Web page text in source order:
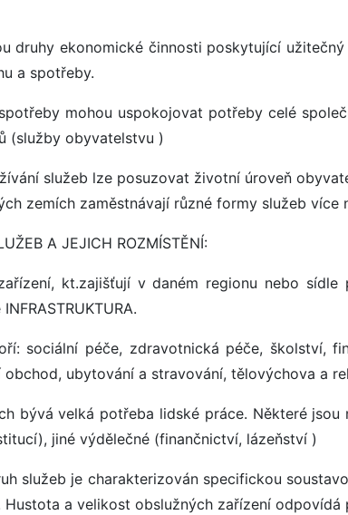
druhy ekonomické činnosti poskytující
a spotřeby.
mohou uspokojovat potřeby celé
(služby obyvatelstvu )
služeb lze posuzovat životní úroveň
zemích zaměstnávají různé formy služeb
A JEJICH ROZMÍSTĚNÍ:
kt.zajišťují v daném regionu nebo
sociální péče, zdravotnická péče, školství,
obchod, ubytování a stravování, tělovýchova a
bývá velká potřeba lidské práce. Některé
jiné výdělečné (finančnictví, lázeňství )
služeb je charakterizován specifickou
Hustota a velikost obslužných zařízení